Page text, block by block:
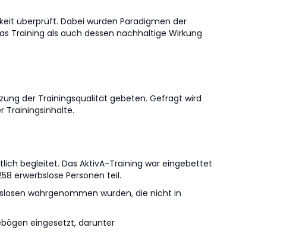
überprüft. Dabei wurden Paradigmen der
Training als auch dessen nachhaltige Wirkung
der Trainingsqualität gebeten. Gefragt wird
Trainingsinhalte.
begleitet. Das AktivA-Training war eingebettet
erwerbslose Personen teil.
wahrgenommen wurden, die nicht in
eingesetzt, darunter